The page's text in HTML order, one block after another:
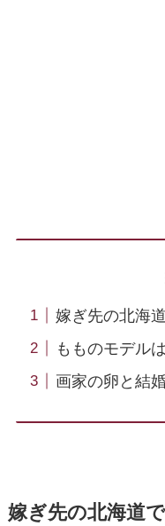
嫁ぎ先の北海
もものモデル
画家の卵と結
嫁ぎ先の北海道